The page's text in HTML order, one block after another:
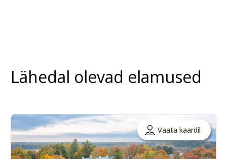
Lähedal olevad elamused
Vaata kaardil